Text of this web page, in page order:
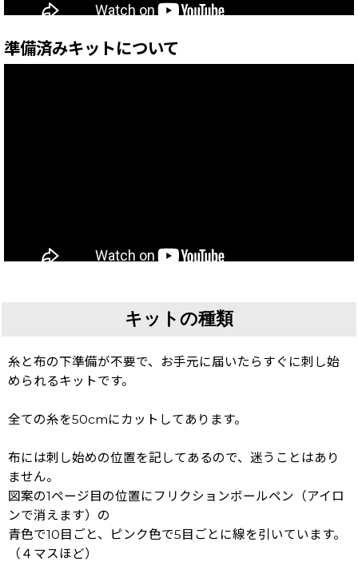
準備済みキットについて
キットの種類
糸と布の下準備が不要で、お手元に届いたらすぐに刺し始
められるキットです。
全ての糸を50cmにカットしてあります。
布には刺し始めの位置を記してあるので、迷うことはあり
ません。
図案の1ページ目の位置にフリクションボールペン（アイロ
ンで消えます）の
青色で10目ごと、ピンク色で5目ごとに線を引いています。
（４マスほど）